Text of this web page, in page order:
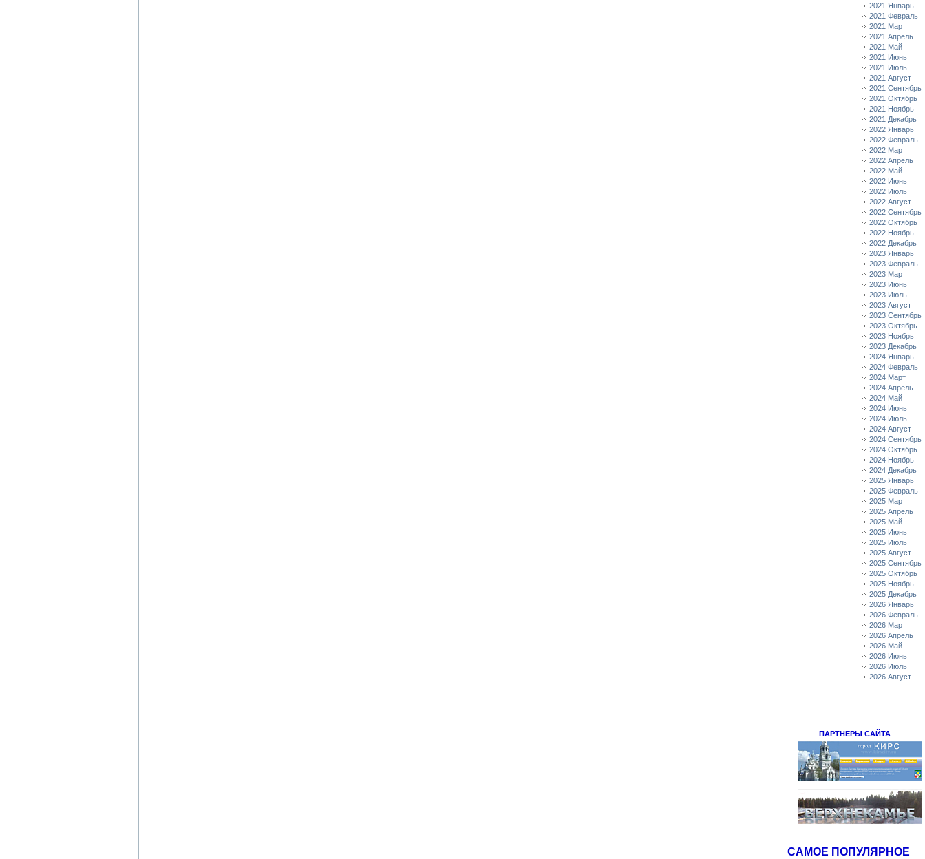
2021 Январь
2021 Февраль
2021 Март
2021 Апрель
2021 Май
2021 Июнь
2021 Июль
2021 Август
2021 Сентябрь
2021 Октябрь
2021 Ноябрь
2021 Декабрь
2022 Январь
2022 Февраль
2022 Март
2022 Апрель
2022 Май
2022 Июнь
2022 Июль
2022 Август
2022 Сентябрь
2022 Октябрь
2022 Ноябрь
2022 Декабрь
2023 Январь
2023 Февраль
2023 Март
2023 Июнь
2023 Июль
2023 Август
2023 Сентябрь
2023 Октябрь
2023 Ноябрь
2023 Декабрь
2024 Январь
2024 Февраль
2024 Март
2024 Апрель
2024 Май
2024 Июнь
2024 Июль
2024 Август
2024 Сентябрь
2024 Октябрь
2024 Ноябрь
2024 Декабрь
2025 Январь
2025 Февраль
2025 Март
2025 Апрель
2025 Май
2025 Июнь
2025 Июль
2025 Август
2025 Сентябрь
2025 Октябрь
2025 Ноябрь
2025 Декабрь
2026 Январь
2026 Февраль
2026 Март
2026 Апрель
2026 Май
2026 Июнь
2026 Июль
2026 Август
ПАРТНЕРЫ САЙТА
САМОЕ ПОПУЛЯРНОЕ